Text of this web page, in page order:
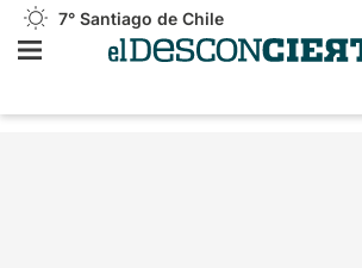
7° Santiago de Chile